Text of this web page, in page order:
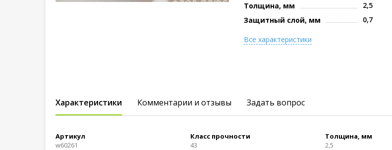
Толщина, мм
2,5
Защитный слой, мм
0,7
Все характеристики
Характеристики Комментарии и отзывы Задать вопрос
Артикул
w60261
Класс прочности
43
Толщина, мм
2,5